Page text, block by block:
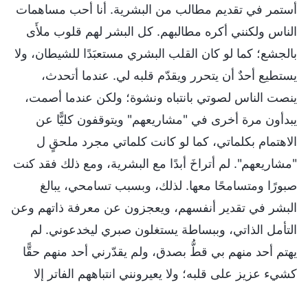
أستمر في تقديم مطالب من البشرية. أنا أحب مساهمات
الناس ولكنني أكره مطالبهم. كل البشر لهم قلوب ملأَى
بالجشع؛ كما لو كان القلب البشري مستعبَدًا للشيطان، ولا
يستطيع أحدٌ أن يتحرر ويقدّم قلبه لي. عندما أتحدث،
ينصت الناس لصوتي بانتباه ونشوة؛ ولكن عندما أصمت،
يبدأون مرة أخرى في "مشاريعهم" ويتوقفون كليًّا عن
الاهتمام بكلماتي، كما لو كانت كلماتي مجرد ملحقٍ ل
"مشاريعهم". لم أتراخَ أبدًا مع البشرية، ومع ذلك فقد كنت
صبورًا ومتسامحًا معها. لذلك، وبسبب تسامحي، يبالغ
البشر في تقدير أنفسهم، ويعجزون عن معرفة ذاتهم وعن
التأمل الذاتي، وببساطة يستغلون صبري ليخدعوني. لم
يهتم أحد منهم بي قطُّ بصدق، ولم يقدّرني أحد منهم حقًّا
كشيء عزيز على قلبه؛ ولا يعيرونني انتباههم الفاتر إلا